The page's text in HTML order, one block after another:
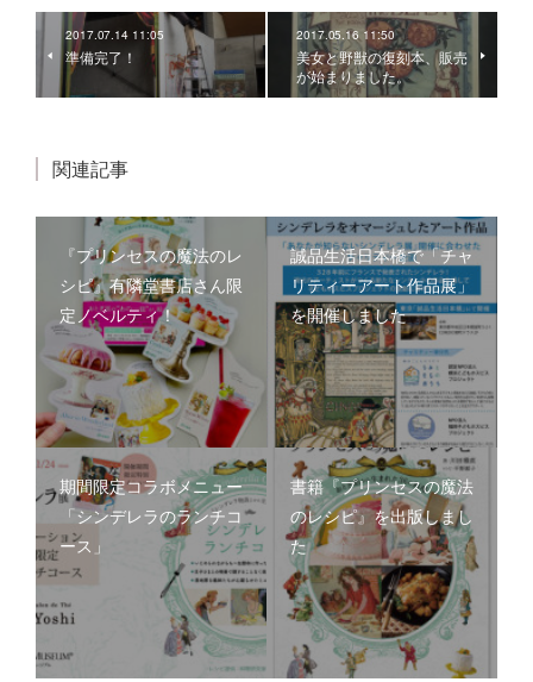
2017.07.14 11:05
準備完了！
2017.05.16 11:50
美女と野獣の復刻本、販売
が始まりました。
関連記事
『プリンセスの魔法のレ
シピ』有隣堂書店さん限
定ノベルティ！
誠品生活日本橋で「チャ
リティーアート作品展」
を開催しました
期間限定コラボメニュー
「シンデレラのランチコ
ース」
書籍『プリンセスの魔法
のレシピ』を出版しまし
た